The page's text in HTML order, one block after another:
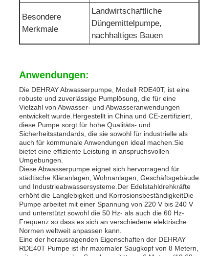
Besondere
Merkmale
Landwirtschaftliche
Düngemittelpumpe,
nachhaltiges Bauen
Anwendungen:
Die DEHRAY Abwasserpumpe, Modell RDE40T, ist eine
robuste und zuverlässige Pumplösung, die für eine
Vielzahl von Abwasser- und Abwasseranwendungen
entwickelt wurde.Hergestellt in China und CE-zertifiziert,
diese Pumpe sorgt für hohe Qualitäts- und
Sicherheitsstandards, die sie sowohl für industrielle als
auch für kommunale Anwendungen ideal machen.Sie
bietet eine effiziente Leistung in anspruchsvollen
Umgebungen.
Diese Abwasserpumpe eignet sich hervorragend für
städtische Kläranlagen, Wohnanlagen, Geschäftsgebäude
und Industrieabwassersysteme.Der Edelstahldrehkräfte
erhöht die Langlebigkeit und KorrosionsbeständigkeitDie
Pumpe arbeitet mit einer Spannung von 220 V bis 240 V
und unterstützt sowohl die 50 Hz- als auch die 60 Hz-
Frequenz.so dass es sich an verschiedene elektrische
Normen weltweit anpassen kann.
Eine der herausragenden Eigenschaften der DEHRAY
RDE40T Pumpe ist ihr maximaler Saugkopf von 8 Metern,